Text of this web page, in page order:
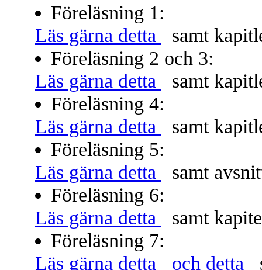
Föreläsning 1:
Läs gärna detta
samt
Föreläsning 2 och 3:
Läs gärna detta
samt
Föreläsning 4:
Läs gärna detta
samt
Föreläsning 5:
Läs gärna detta
samt
Föreläsning 6:
Läs gärna detta
samt
Föreläsning 7:
Läs gärna detta
och detta